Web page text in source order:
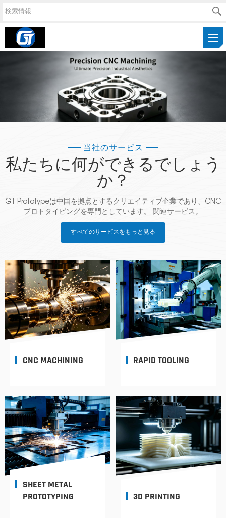
当社のサービス
私たちに何ができるでしょう
か？
GT Prototypeは中国を拠点とするクリエイティブ企業であり、CNC
プロトタイピングを専門としています。 関連サービス。
すべてのサービスをもっと見る
CNC MACHINING RAPID TOOLING
SHEET METAL
PROTOTYPING
3D PRINTING